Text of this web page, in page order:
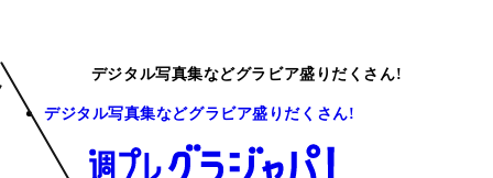
デジタル写真集などグラビア盛りだくさん!
デジタル写真集などグラビア盛りだくさん!